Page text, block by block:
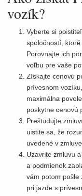
vozík?
Vyberte si
spoločností,
Porovnajte ich
voľbu pre vaše
Získajte cenovú
prívesnom
maximálna
poskytne cenovú
Preštudujte
uistite sa, že
uvedené v zmluve.
Uzavrite zmluvu
a podmienok
vám potom pošle
pri jazde s